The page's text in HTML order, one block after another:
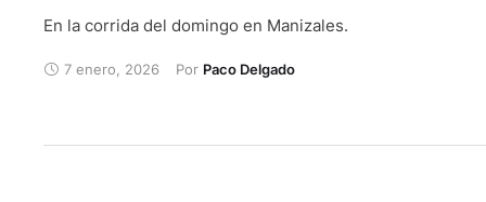
En la corrida del domingo en Manizales.
7 enero, 2026 Por Paco Delgado